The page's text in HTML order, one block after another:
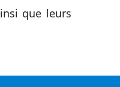
que leurs